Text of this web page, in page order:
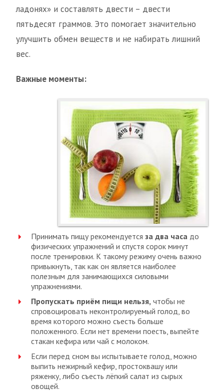
ладонях» и составлять двести – двести
пятьдесят граммов. Это помогает значительно
улучшить обмен веществ и не набирать лишний
вес.
Важные моменты:
Принимать пищу рекомендуется за два часа до
физических упражнений и спустя сорок минут
после тренировки. К такому режиму очень важно
привыкнуть, так как он является наиболее
полезным для занимающихся силовыми
упражнениями.
Пропускать приём пищи нельзя, чтобы не
спровоцировать неконтролируемый голод, во
время которого можно съесть больше
положенного. Если нет времени поесть, выпейте
стакан кефира или чай с молоком.
Если перед сном вы испытываете голод, можно
выпить нежирный кефир, простоквашу или
ряженку, либо съесть лёгкий салат из сырых
овощей.